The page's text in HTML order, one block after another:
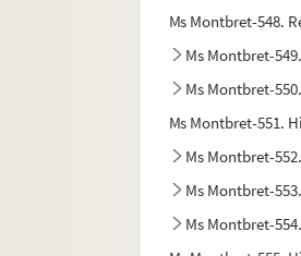
Ms Montbret-548.
Ms Montbret-
Ms Montbret-
Ms Montbret-551.
Ms Montbret-
Ms Montbret-
Ms Montbret-